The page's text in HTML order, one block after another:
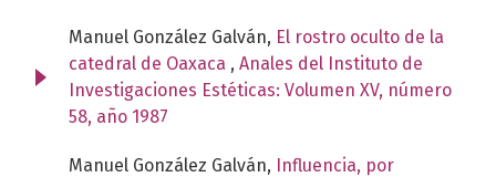
Manuel González Galván, El rostro oculto de la
catedral de Oaxaca , Anales del Instituto de
Investigaciones Estéticas: Volumen XV, número
58, año 1987
Manuel González Galván, Influencia, por